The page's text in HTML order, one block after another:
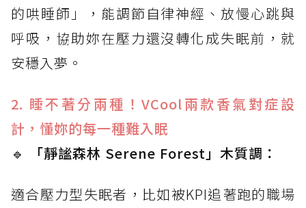
的哄睡師」，能調節自律神經、放慢心跳與
呼吸，協助妳在壓力還沒轉化成失眠前，就
安穩入夢。
2. 睡不著分兩種！VCool兩款香氣對症設
計，懂妳的每一種難入眠
🔹 「靜謐森林 Serene Forest」木質調：
適合壓力型失眠者，比如被KPI追著跑的職場